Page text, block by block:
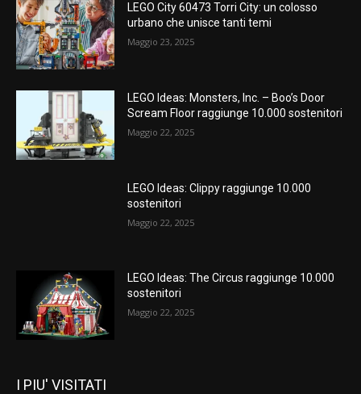
LEGO City 60473 Torri City: un colosso
urbano che unisce tanti temi
Maggio 23, 2025
LEGO Ideas: Monsters, Inc. – Boo’s Door
Scream Floor raggiunge 10.000 sostenitori
Maggio 22, 2025
LEGO Ideas: Clippy raggiunge 10.000
sostenitori
Maggio 22, 2025
LEGO Ideas: The Circus raggiunge 10.000
sostenitori
Maggio 22, 2025
I PIU' VISITATI